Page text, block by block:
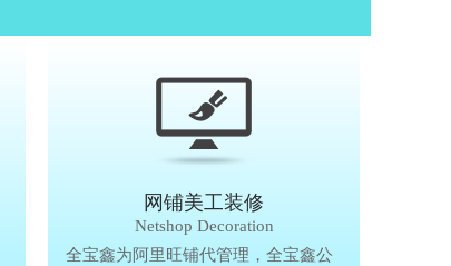
移动终端研发
Mobile Terminal
移动互联网的时代，抢先一步把您的
网铺美工装修
Netshop Decoration
全宝鑫为阿里旺铺代管理，全宝鑫公